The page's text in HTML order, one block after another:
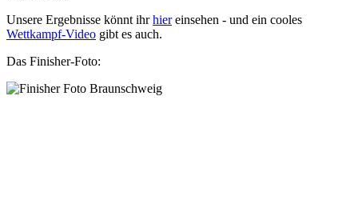
Unsere Ergebnisse könnt ihrhiereinsehen - und ein cooles
Wettkampf-Video gibt es auch.
Das Finisher-Foto: